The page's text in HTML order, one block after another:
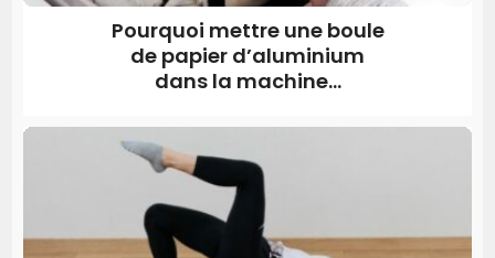
Pourquoi mettre une boule
de papier d’aluminium
dans la machine...